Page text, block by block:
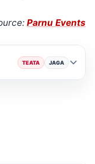
Parnu Events
TEATA JAGA